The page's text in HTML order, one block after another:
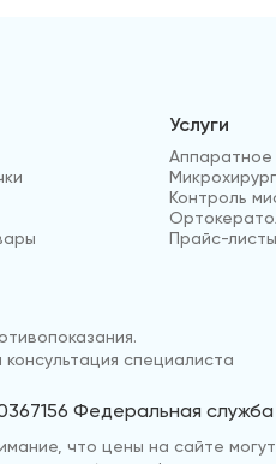
Услуги
Аппаратное
Контроль
Прайс-листы
специалиста
Федеральная
что цены на сайте могут